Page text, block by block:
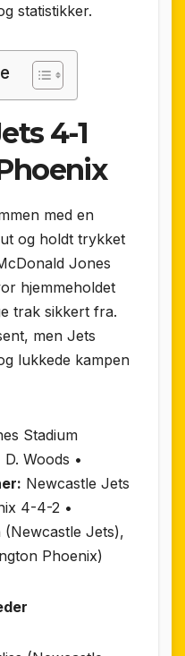
statistikker.
4-1
med en
og holdt trykket
Jones
hjemmeholdet
trak sikkert fra.
men Jets
lukkede kampen
Stadium
D. Woods •
Newcastle Jets
4-4-2 •
(Newcastle Jets),
Phoenix)